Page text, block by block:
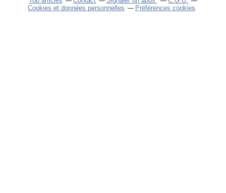
Cookies et données personnelles
Préférences cookies